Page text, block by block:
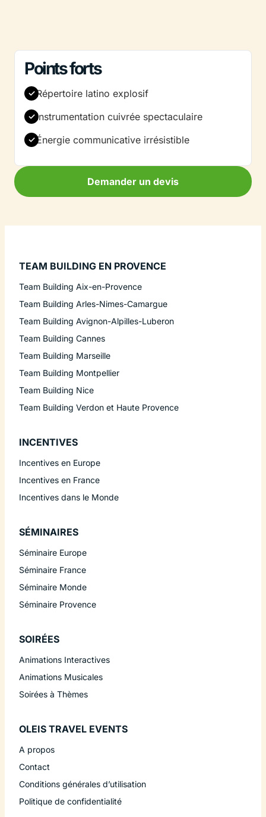
Points forts
Répertoire latino explosif
Instrumentation cuivrée spectaculaire
Énergie communicative irrésistible
Demander un devis
TEAM BUILDING EN PROVENCE
Team Building Aix-en-Provence
Team Building Arles-Nimes-Camargue
Team Building Avignon-Alpilles-Luberon
Team Building Cannes
Team Building Marseille
Team Building Montpellier
Team Building Nice
Team Building Verdon et Haute Provence
INCENTIVES
Incentives en Europe
Incentives en France
Incentives dans le Monde
SÉMINAIRES
Séminaire Europe
Séminaire France
Séminaire Monde
Séminaire Provence
SOIRÉES
Animations Interactives
Animations Musicales
Soirées à Thèmes
OLEIS TRAVEL EVENTS
A propos
Contact
Conditions générales d’utilisation
Politique de confidentialité